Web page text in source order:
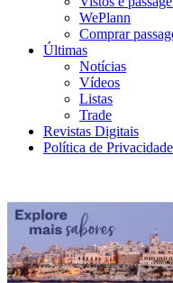
WePlann
Comprar
Últimas
Notícias
Vídeos
Listas
Trade
Revistas Digitais
Política de